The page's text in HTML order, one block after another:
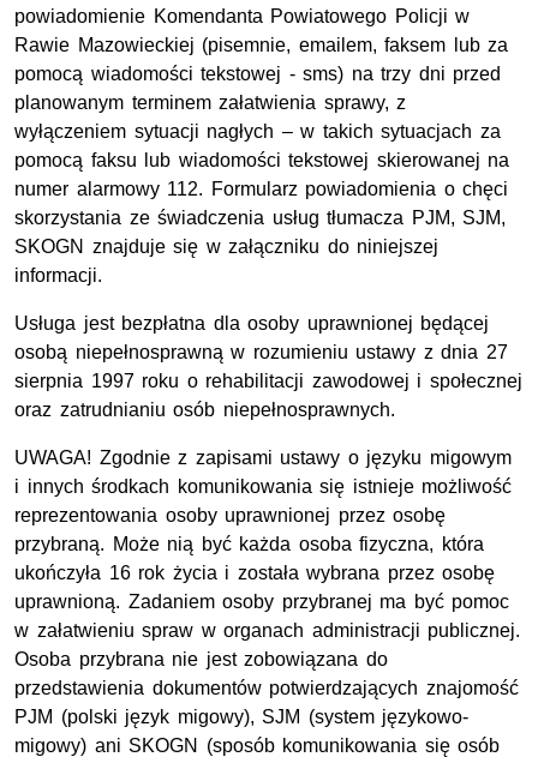
powiadomienie Komendanta Powiatowego Policji w
Rawie Mazowieckiej (pisemnie, emailem, faksem lub za
pomocą wiadomości tekstowej - sms) na trzy dni przed
planowanym terminem załatwienia sprawy, z
wyłączeniem sytuacji nagłych – w takich sytuacjach za
pomocą faksu lub wiadomości tekstowej skierowanej na
numer alarmowy 112. Formularz powiadomienia o chęci
skorzystania ze świadczenia usług tłumacza PJM, SJM,
SKOGN znajduje się w załączniku do niniejszej
informacji.
Usługa jest bezpłatna dla osoby uprawnionej będącej
osobą niepełnosprawną w rozumieniu ustawy z dnia 27
sierpnia 1997 roku o rehabilitacji zawodowej i społecznej
oraz zatrudnianiu osób niepełnosprawnych.
UWAGA! Zgodnie z zapisami ustawy o języku migowym
i innych środkach komunikowania się istnieje możliwość
reprezentowania osoby uprawnionej przez osobę
przybraną. Może nią być każda osoba fizyczna, która
ukończyła 16 rok życia i została wybrana przez osobę
uprawnioną. Zadaniem osoby przybranej ma być pomoc
w załatwieniu spraw w organach administracji publicznej.
Osoba przybrana nie jest zobowiązana do
przedstawienia dokumentów potwierdzających znajomość
PJM (polski język migowy), SJM (system językowo-
migowy) ani SKOGN (sposób komunikowania się osób